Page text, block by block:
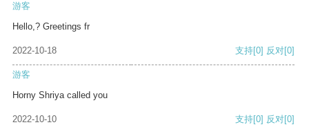
游客
Hello,? Greetings fr
2022-10-18 支持[0] 反对[0]
游客
Horny Shriya called you
2022-10-10 支持[0] 反对[0]